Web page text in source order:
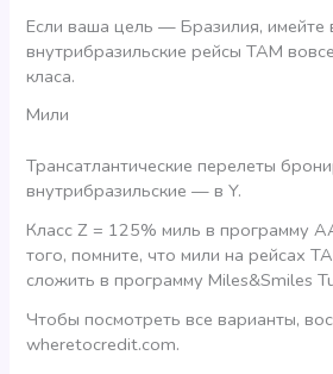
Если ваша цель — Бразилия, имейте
внутрибразильские рейсы TAM
класа.
Мили
Трансатлантические перелеты
внутрибразильские — в Y.
Класс Z = 125% миль в программу
того, помните, что мили на рейсах
сложить в программу Miles&Smiles
Чтобы посмотреть все варианты,
wheretocredit.com.